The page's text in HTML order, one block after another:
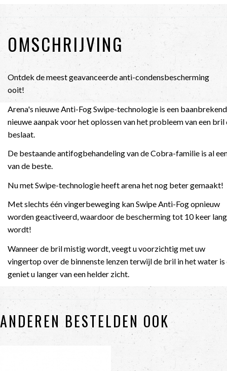
OMSCHRIJVING
Ontdek de meest geavanceerde anti-condensbescherming
ooit!
Arena's nieuwe Anti-Fog Swipe-technologie is een
nieuwe aanpak voor het oplossen van het probleem van een bril
beslaat.
De bestaande antifogbehandeling van de Cobra-familie is al
van de beste.
Nu met Swipe-technologie heeft arena het nog beter gemaakt!
Met slechts één vingerbeweging kan Swipe Anti-Fog opnieuw
worden geactiveerd, waardoor de bescherming tot 10 keer
wordt!
Wanneer de bril mistig wordt, veegt u voorzichtig met uw
vingertop over de binnenste lenzen terwijl de bril in het water is
geniet u langer van een helder zicht.
ANDEREN BESTELDEN OOK